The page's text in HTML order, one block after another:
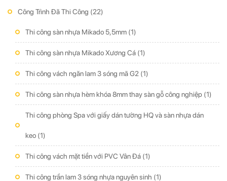
Công Trình Đã Thi Công (22)
Thi công sàn nhựa Mikado 5,5mm (1)
Thi công sàn nhựa Mikado Xương Cá (1)
Thi công vách ngăn lam 3 sóng mã G2 (1)
Thi công sàn nhựa hèm khóa 8mm thay sàn gỗ công nghiệp (1)
Thi công phòng Spa với giấy dán tường HQ và sàn nhựa dán
keo (1)
Thi công vách mặt tiền với PVC Vân Đá (1)
Thi công trần lam 3 sóng nhựa nguyên sinh (1)